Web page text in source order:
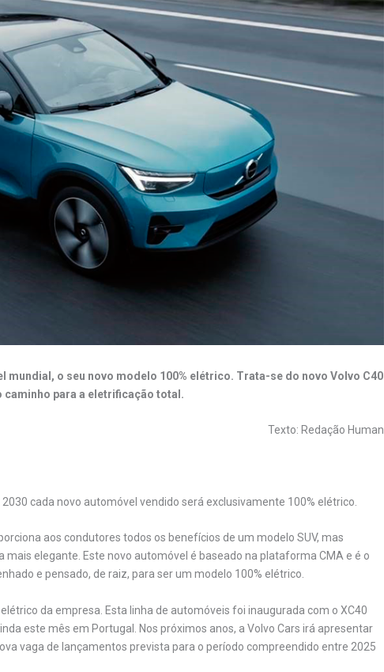
mundial, o seu novo modelo 100% elétrico. Trata-se do novo Volvo C40
caminho para a eletrificação total.
Texto: Redação Human
cada novo automóvel vendido será exclusivamente 100% elétrico.
aos condutores todos os benefícios de um modelo SUV, mas
mais elegante. Este novo automóvel é baseado na plataforma CMA e é o
e pensado, de raiz, para ser um modelo 100% elétrico.
da empresa. Esta linha de automóveis foi inaugurada com o XC40
este mês em Portugal. Nos próximos anos, a Volvo Cars irá apresentar
vaga de lançamentos prevista para o período compreendido entre 2025